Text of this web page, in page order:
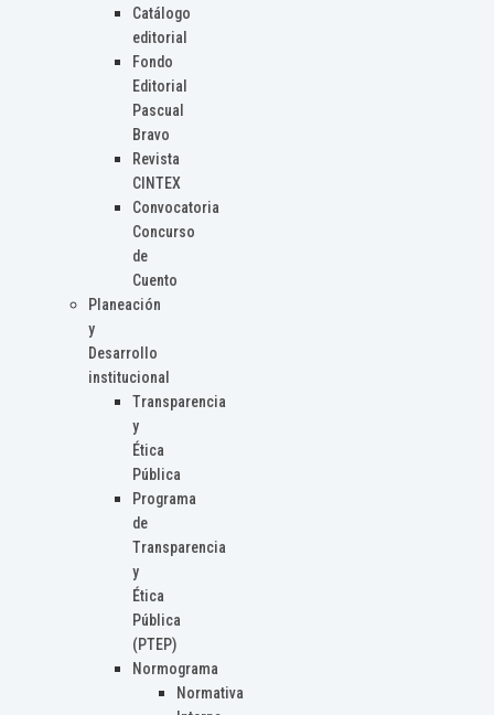
Catálogo
editorial
Fondo
Editorial
Pascual
Bravo
Revista
CINTEX
Convocatoria
Concurso
de
Cuento
Planeación
y
Desarrollo
institucional
Transparencia
y
Ética
Pública
Programa
de
Transparencia
y
Ética
Pública
(PTEP)
Normograma
Normativa